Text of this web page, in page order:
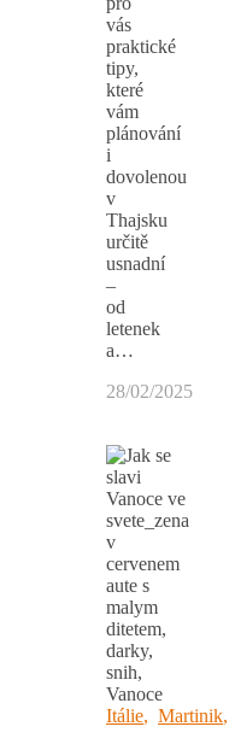
vás
praktické
tipy,
které
vám
plánování
i
dovolenou
v
Thajsku
určitě
usnadní
–
od
letenek
a…
28/02/2025
Itálie, Martinik,